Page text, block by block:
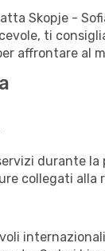
Skopje -
ti
affrontare al
durante
collegati